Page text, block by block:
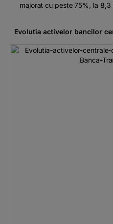
majorat cu peste 75%, la 8,3
Evolutia activelor bancilor